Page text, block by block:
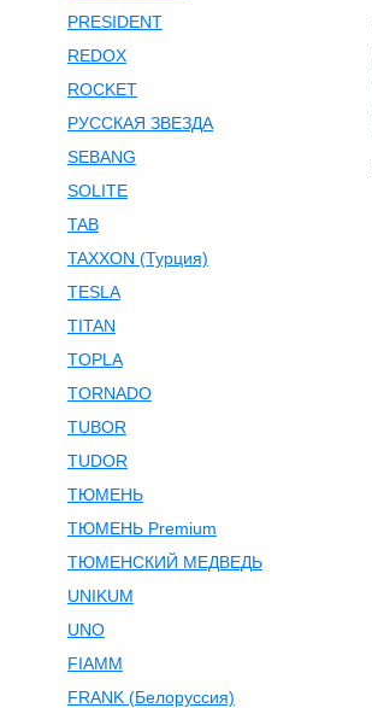
PRESIDENT
REDOX
ROCKET
РУССКАЯ ЗВЕЗДА
SEBANG
SOLITE
TAB
TAXXON (Турция)
TESLA
TITAN
TOPLA
TORNADO
TUBOR
TUDOR
ТЮМЕНЬ
ТЮМЕНЬ Premium
ТЮМЕНСКИЙ МЕДВЕДЬ
UNIKUM
UNO
FIAMM
FRANK (Белоруссия)